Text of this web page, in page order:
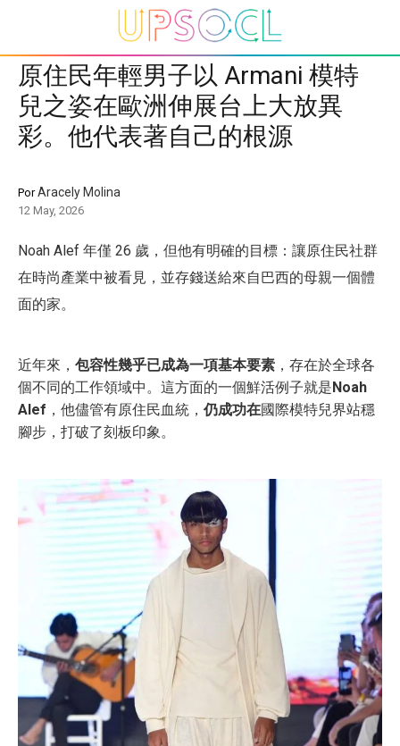
原住民年輕男子以 Armani 模特
兒之姿在歐洲伸展台上大放異
彩。他代表著自己的根源
PorAracely Molina
12 May, 2026
Noah Alef 年僅 26 歲，但他有明確的目標：讓原住民社群
在時尚產業中被看見，並存錢送給來自巴西的母親一個體
面的家。
近年來， 包容性幾乎已成為一項基本要素 ，存在於全球各
個不同的工作領域中。這方面的一個鮮活例子就是Noah
Alef ，他儘管有原住民血統， 仍成功在國際模特兒界站穩
腳步，打破了刻板印象。